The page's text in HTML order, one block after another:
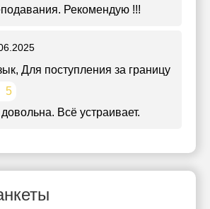
Рекомендую !!!
, Для поступления за границу
5
Всё устраивает.